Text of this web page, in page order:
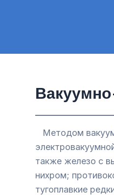
Методом
также железо с
нихром;
тугоплавкие